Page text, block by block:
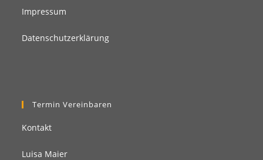
Impressum
Datenschutzerklärung
Termin Vereinbaren
Kontakt
Luisa Maier